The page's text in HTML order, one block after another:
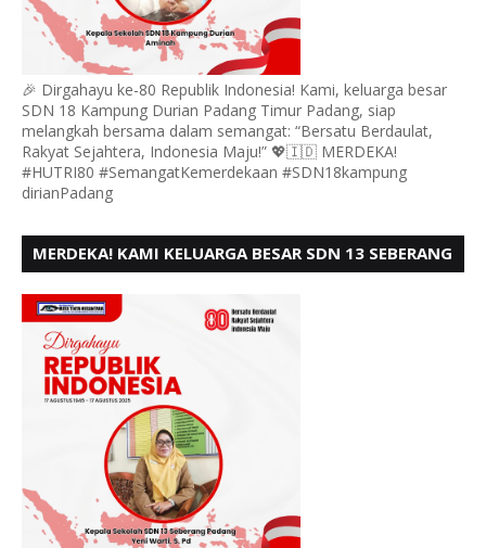
🎉 Dirgahayu ke-80 Republik Indonesia! Kami, keluarga besar
SDN 18 Kampung Durian Padang Timur Padang, siap
melangkah bersama dalam semangat: “Bersatu Berdaulat,
Rakyat Sejahtera, Indonesia Maju!” 💖🇮🇩 MERDEKA!
#HUTRI80 #SemangatKemerdekaan #SDN18kampung
dirianPadang
MERDEKA! KAMI KELUARGA BESAR SDN 13 SEBERANG